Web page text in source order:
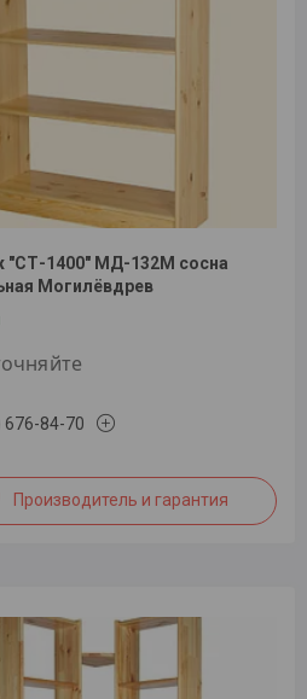
"СТ-1400" МД-132М сосна
Могилёвдрев
676-84-70
Производитель и гарантия